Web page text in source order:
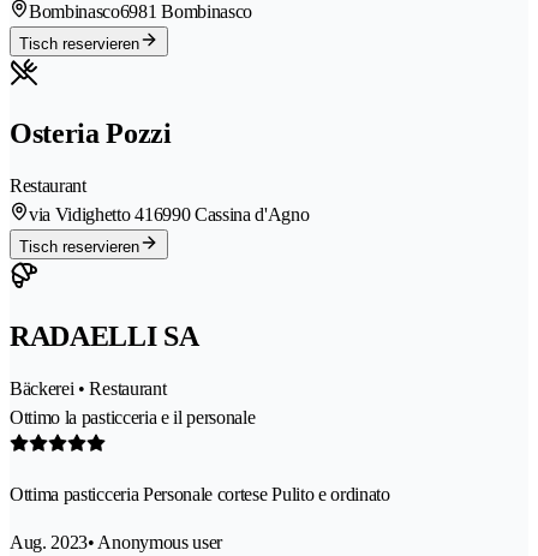
Bombinasco6981 Bombinasco
Tisch reservieren
Osteria Pozzi
Restaurant
via Vidighetto 416990 Cassina d'Agno
Tisch reservieren
RADAELLI SA
Bäckerei • Restaurant
Ottimo la pasticceria e il personale
Ottima pasticceria Personale cortese Pulito e ordinato
Aug. 2023• Anonymous user